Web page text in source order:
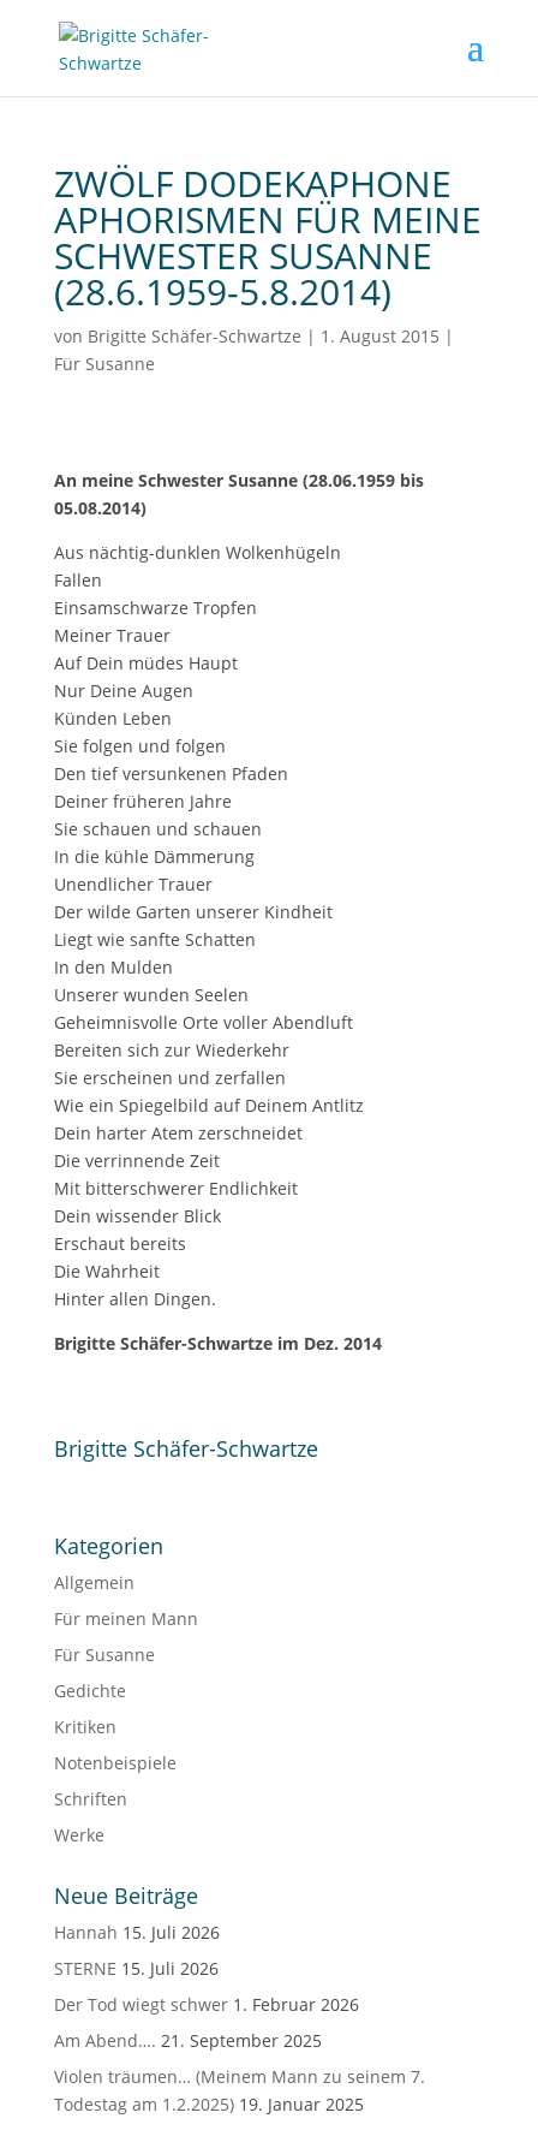
ZWÖLF DODEKAPHONE
APHORISMEN FÜR MEINE
SCHWESTER SUSANNE
(28.6.1959-5.8.2014)
von Brigitte Schäfer-Schwartze | 1. August 2015 |
Für Susanne
An meine Schwester Susanne (28.06.1959 bis
05.08.2014)
Aus nächtig-dunklen Wolkenhügeln
Fallen
Einsamschwarze Tropfen
Meiner Trauer
Auf Dein müdes Haupt
Nur Deine Augen
Künden Leben
Sie folgen und folgen
Den tief versunkenen Pfaden
Deiner früheren Jahre
Sie schauen und schauen
In die kühle Dämmerung
Unendlicher Trauer
Der wilde Garten unserer Kindheit
Liegt wie sanfte Schatten
In den Mulden
Unserer wunden Seelen
Geheimnisvolle Orte voller Abendluft
Bereiten sich zur Wiederkehr
Sie erscheinen und zerfallen
Wie ein Spiegelbild auf Deinem Antlitz
Dein harter Atem zerschneidet
Die verrinnende Zeit
Mit bitterschwerer Endlichkeit
Dein wissender Blick
Erschaut bereits
Die Wahrheit
Hinter allen Dingen.
Brigitte Schäfer-Schwartze im Dez. 2014
Brigitte Schäfer-Schwartze
Kategorien
Allgemein
Für meinen Mann
Für Susanne
Gedichte
Kritiken
Notenbeispiele
Schriften
Werke
Neue Beiträge
Hannah 15. Juli 2026
STERNE 15. Juli 2026
Der Tod wiegt schwer 1. Februar 2026
Am Abend…. 21. September 2025
Violen träumen… (Meinem Mann zu seinem 7.
Todestag am 1.2.2025) 19. Januar 2025